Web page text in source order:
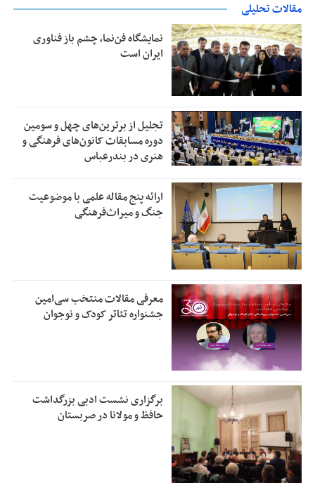
مقالات تحلیلی
نمایشگاه فن‌نما، چشم باز فناوری
ایران است
تجلیل از بر‌ترین‌های چهل و سومین
دوره مسابقات کانون‌های فرهنگی و
هنری در بندرعباس
ارائه پنج مقاله علمی با موضوعیت
جنگ و میراث‌فرهنگی
معرفی مقالات منتخب سی‌امین
جشنواره تئاتر کودک و نوجوان
برگزاری نشست ادبی بزرگداشت
حافظ و مولانا در صربستان